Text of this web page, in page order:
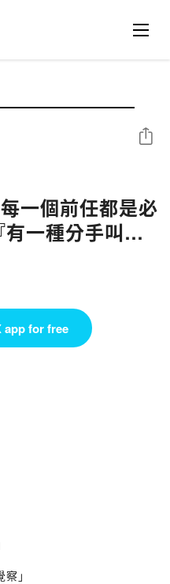
一個前任都是必
一種分手叫不
Share
app for free
」